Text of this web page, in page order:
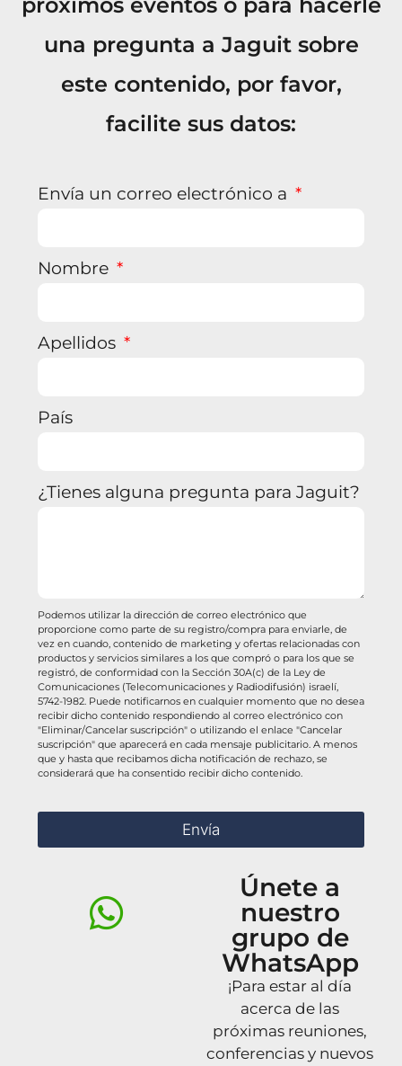
una pregunta a Jaguit sobre
este contenido, por favor,
facilite sus datos:
Envía un correo electrónico a
Nombre
Apellidos
País
¿Tienes alguna pregunta para Jaguit?
Podemos utilizar la dirección de correo electrónico que
proporcione como parte de su registro/compra para enviarle, de
vez en cuando, contenido de marketing y ofertas relacionadas con
productos y servicios similares a los que compró o para los que se
registró, de conformidad con la Sección 30A(c) de la Ley de
Comunicaciones (Telecomunicaciones y Radiodifusión) israelí,
5742-1982. Puede notificarnos en cualquier momento que no desea
recibir dicho contenido respondiendo al correo electrónico con
"Eliminar/Cancelar suscripción" o utilizando el enlace "Cancelar
suscripción" que aparecerá en cada mensaje publicitario. A menos
que y hasta que recibamos dicha notificación de rechazo, se
considerará que ha consentido recibir dicho contenido.
Envía
Únete a
nuestro
grupo de
WhatsApp
¡Para estar al día
acerca de las
próximas reuniones,
conferencias y nuevos